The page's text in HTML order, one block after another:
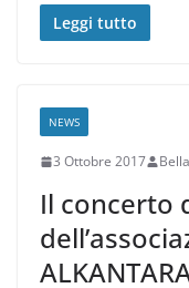
Leggi tutto
NEWS
3 Ottobre 2017
Il concerto